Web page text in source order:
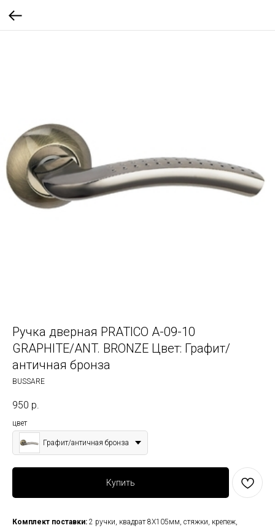
Ручка дверная PRATICO A-09-10
GRAPHITE/ANT. BRONZE Цвет: Графит/
античная бронза
BUSSARE
950 р.
цвет
Графит/античная бронза
Купить
Комплект поставки: 2 ручки, квадрат 8Х105мм, стяжки, крепеж,